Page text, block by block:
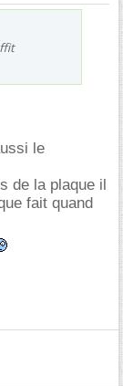
le
de la plaque il
fait quand